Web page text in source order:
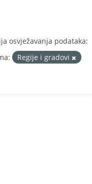
osvježavanja podataka:
Regije i gradovi